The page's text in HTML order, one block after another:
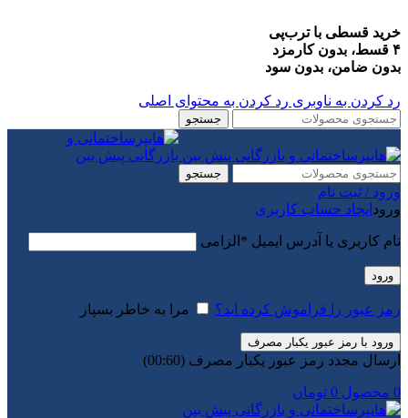
خرید قسطی با ترب‌پی
۴ قسط، بدون کارمزد
بدون ضامن، بدون سود
رد کردن به ناوبری رد کردن به محتوای اصلی
جستجو
جستجو
ورود / ثبت نام
ورود ایجاد حساب کاربری
نام کاربری یا آدرس ایمیل * الزامی
ورود
رمز عبور را فراموش کرده اید؟ مرا به خاطر بسپار
ورود با رمز عبور یکبار مصرف
ارسال مجدد رمز عبور یکبار مصرف (00:
60
)
0 محصول 0 تومان